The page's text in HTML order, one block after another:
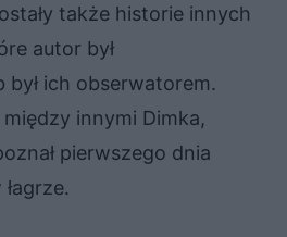
także historie innych
autor był
był ich obserwatorem.
innymi Dimka,
pierwszego dnia